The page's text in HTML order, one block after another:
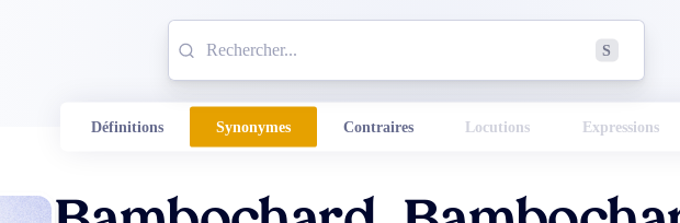
S
Définitions Synonymes Contraires Locutions Expressions